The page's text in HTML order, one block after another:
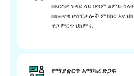
በእርስዎ ጉዳይ ላይ በጣም ልምድ
በዘመናዊ ሆስፒታሎች ምክክር እና
ዋጋ ምርጥ ህክምና.
የማያቋርጥ አማካሪ ድጋፍ